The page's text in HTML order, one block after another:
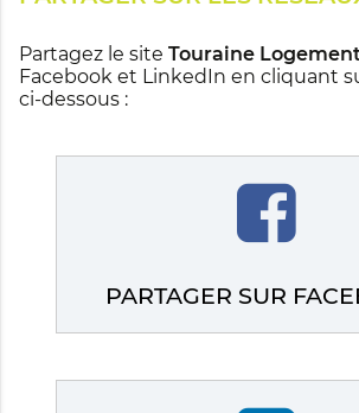
Partagez le site Touraine
Facebook et LinkedIn en cliquant
ci-dessous :
PARTAGER SUR